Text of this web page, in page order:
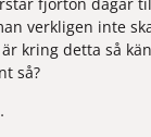
verkligen inte
kring detta så
så?